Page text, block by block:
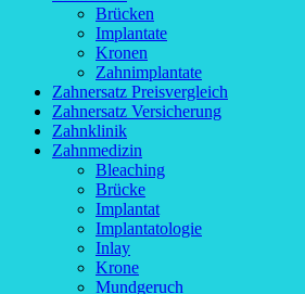
Brücken
Implantate
Kronen
Zahnimplantate
Zahnersatz Preisvergleich
Zahnersatz Versicherung
Zahnklinik
Zahnmedizin
Bleaching
Brücke
Implantat
Implantatologie
Inlay
Krone
Mundgeruch